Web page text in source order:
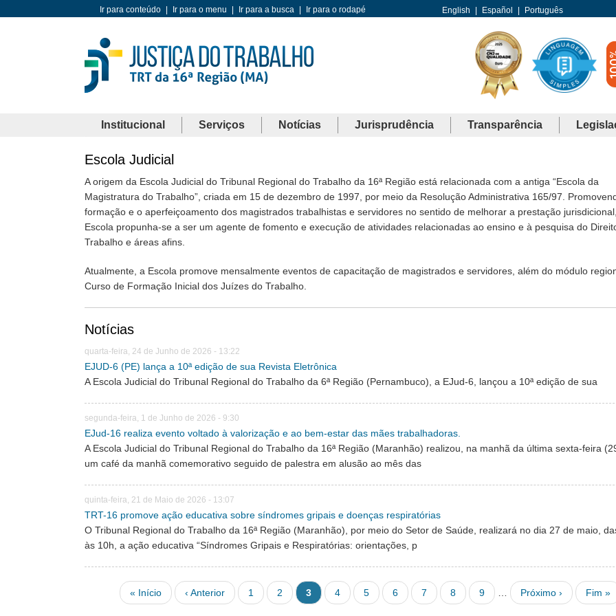
Ir para conteúdo Ir para o menu Ir para a busca Ir para o rodapé English Español Português
Institucional Serviços Notícias Jurisprudência Transparência
Escola Judicial
A origem da Escola Judicial do Tribunal Regional do Trabalho da 16ª Região está relacionada com a antiga “Escola da
Magistratura do Trabalho”, criada em 15 de dezembro de 1997, por meio da Resolução Administrativa 165/97.
formação e o aperfeiçoamento dos magistrados trabalhistas e servidores no sentido de melhorar a prestação
Escola propunha-se a ser um agente de fomento e execução de atividades relacionadas ao ensino e à pesquisa do
Trabalho e áreas afins.
Atualmente, a Escola promove mensalmente eventos de capacitação de magistrados e servidores, além do módulo
Curso de Formação Inicial dos Juízes do Trabalho.
Notícias
quarta-feira, 24 de Junho de 2026 - 13:22
EJUD-6 (PE) lança a 10ª edição de sua Revista Eletrônica
A Escola Judicial do Tribunal Regional do Trabalho da 6ª Região (Pernambuco), a EJud-6, lançou a 10ª edição de sua
segunda-feira, 1 de Junho de 2026 - 9:30
EJud-16 realiza evento voltado à valorização e ao bem-estar das mães trabalhadoras.
A Escola Judicial do Tribunal Regional do Trabalho da 16ª Região (Maranhão) realizou, na manhã da última sexta-feira
um café da manhã comemorativo seguido de palestra em alusão ao mês das
quinta-feira, 21 de Maio de 2026 - 13:07
TRT-16 promove ação educativa sobre síndromes gripais e doenças respiratórias
O Tribunal Regional do Trabalho da 16ª Região (Maranhão), por meio do Setor de Saúde, realizará no dia 27 de maio,
às 10h, a ação educativa “Síndromes Gripais e Respiratórias: orientações, p
PaginationFirst page
« Início Previous page
‹ Anterior Página
1 Página
2 Página atual
3 Página
4 Página
5 Página
6 Página
7 Página
8 Página
9 Next page
Próximo › Last
Fim »